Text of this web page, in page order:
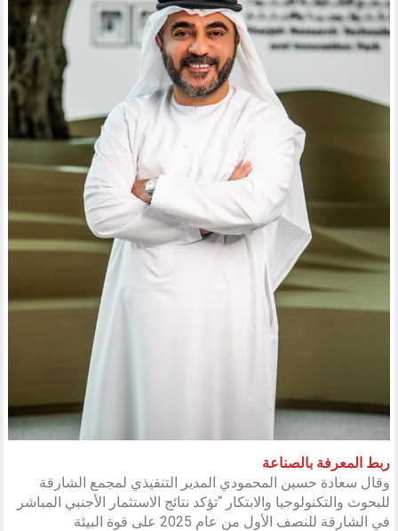
ربط المعرفة بالصناعة
وقال سعادة حسين المحمودي المدير التنفيذي لمجمع الشارقة
للبحوث والتكنولوجيا والابتكار “تؤكد نتائج الاستثمار الأجنبي المباشر
في الشارقة للنصف الأول من عام 2025 على قوة البيئة